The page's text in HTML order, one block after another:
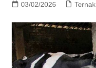
03/02/2026 Ternak